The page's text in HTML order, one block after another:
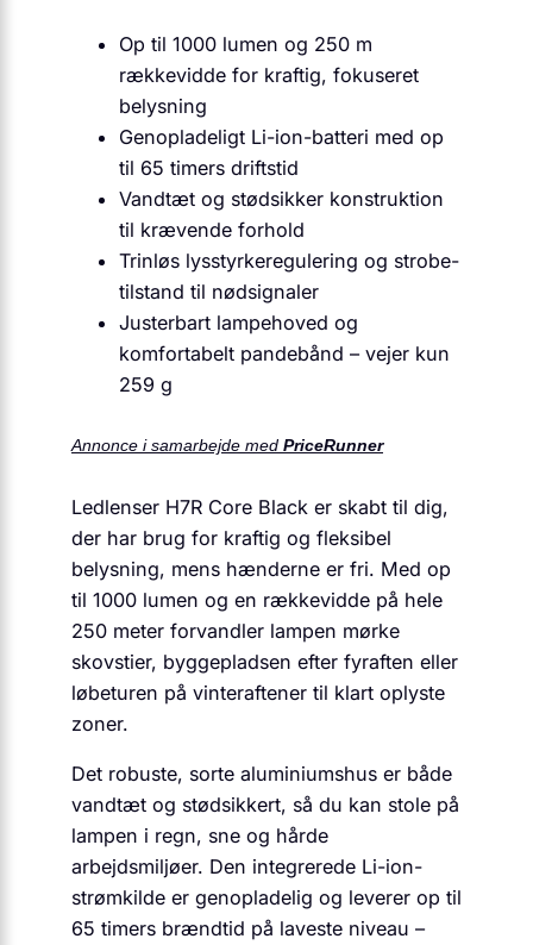
Op til 1000 lumen og 250 m
rækkevidde for kraftig, fokuseret
belysning
Genopladeligt Li-ion-batteri med op
til 65 timers driftstid
Vandtæt og stødsikker konstruktion
til krævende forhold
Trinløs lysstyrkeregulering og strobe-
tilstand til nødsignaler
Justerbart lampehoved og
komfortabelt pandebånd – vejer kun
259 g
Annonce i samarbejde med PriceRunner
Ledlenser H7R Core Black er skabt til dig,
der har brug for kraftig og fleksibel
belysning, mens hænderne er fri. Med op
til 1000 lumen og en rækkevidde på hele
250 meter forvandler lampen mørke
skovstier, byggepladsen efter fyraften eller
løbeturen på vinteraftener til klart oplyste
zoner.
Det robuste, sorte aluminiumshus er både
vandtæt og stødsikkert, så du kan stole på
lampen i regn, sne og hårde
arbejdsmiljøer. Den integrerede Li-ion-
strømkilde er genopladelig og leverer op til
65 timers brændtid på laveste niveau –